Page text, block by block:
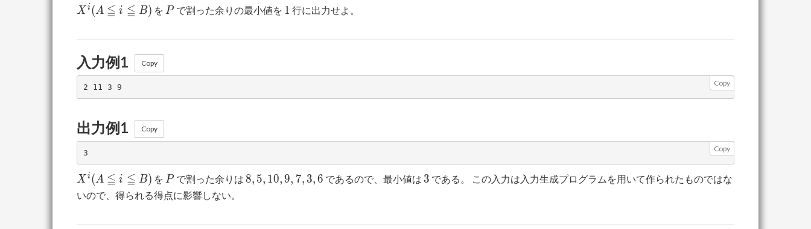
2^{31},
X^i
B)
X i (A ≦ i ≦ B) を P
Pで割った余りの最小値を 1
1 行に出力せよ。
入力例1 Copy
Copy
出力例1 Copy
Copy
X^i
(A
X i (A ≦ i ≦ B) を P
Pで割った余りは 8,
8, 5, 10,9, 7, 3,6 であるので、最小値は 3
3 である。 この入力は入力生成プログラムを用いて作られたものではな
いので、得られる得点に影響しない。